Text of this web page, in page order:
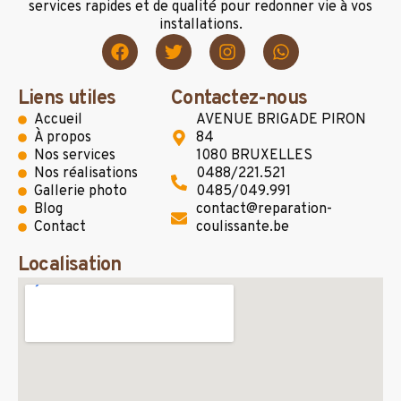
services rapides et de qualité pour redonner vie à vos
installations.
Liens utiles
Accueil
À propos
Nos services
Nos réalisations
Gallerie photo
Blog
Contact
Contactez-nous
AVENUE BRIGADE PIRON
84
1080 BRUXELLES
0488/221.521
0485/049.991
contact@reparation-
coulissante.be
Localisation